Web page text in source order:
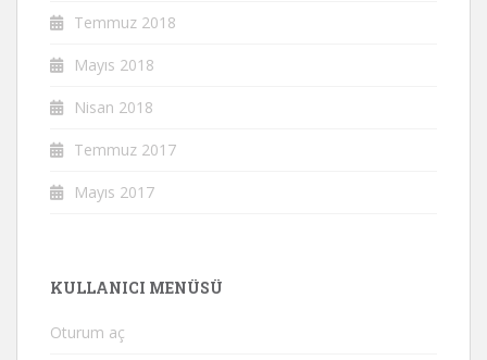
Temmuz 2018
Mayıs 2018
Nisan 2018
Temmuz 2017
Mayıs 2017
KULLANICI MENÜSÜ
Oturum aç